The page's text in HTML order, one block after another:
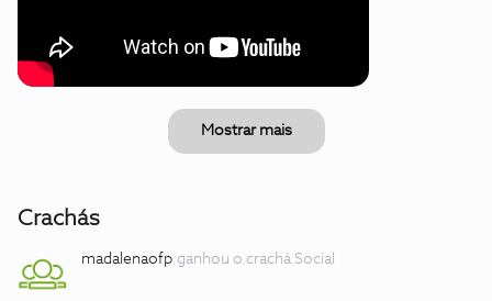
Mostrar mais
Crachás
madalenaofp ganhou o crachá Social